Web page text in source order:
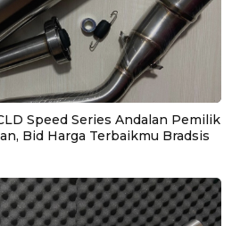
Speed Series Andalan Pemilik
Bid Harga Terbaikmu Bradsis